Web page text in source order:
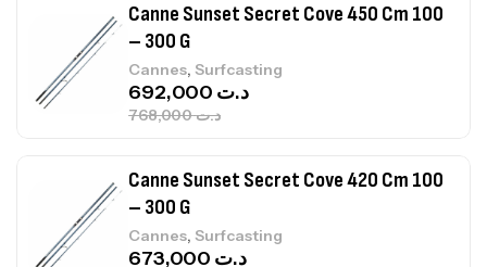
– 300 G
Cannes,
د.ت768,000
د.ت692,000
– 300 G
Cannes,
د.ت748,000
د.ت673,000